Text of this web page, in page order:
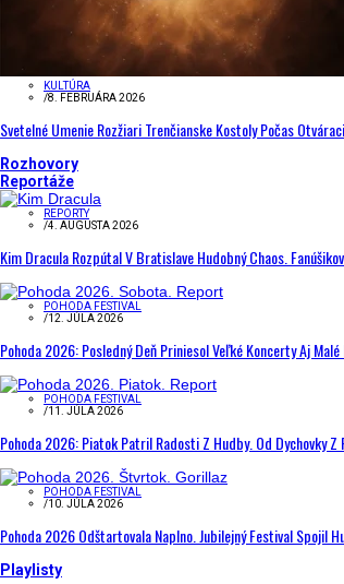
KULTÚRA
/8. FEBRUÁRA 2026
Svetelné Umenie Rozžiari Trenčianske Kostoly Počas
Rozhovory
Reportáže
REPORTY
/4. AUGUSTA 2026
Kim Dracula Rozpútal V Bratislave Hudobný Chaos.
POHODA FESTIVAL
/12. JÚLA 2026
Pohoda 2026: Posledný Deň Priniesol Veľké Koncerty Aj
POHODA FESTIVAL
/11. JÚLA 2026
Pohoda 2026: Piatok Patril Radosti Z Hudby. Od Dychovky Z
POHODA FESTIVAL
/10. JÚLA 2026
Pohoda 2026 Odštartovala Naplno. Jubilejný Festival Spojil
Playlisty